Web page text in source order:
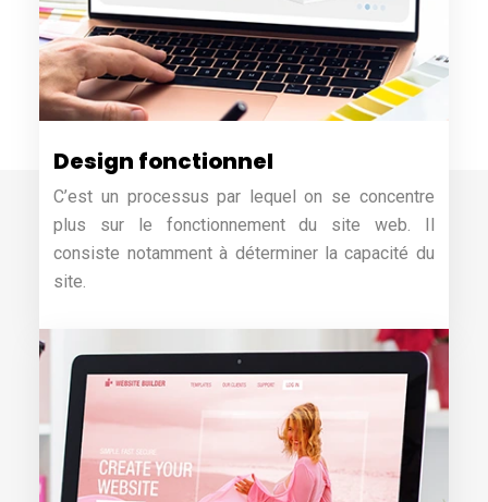
Design fonctionnel
C’est un processus par lequel on se concentre
plus sur le fonctionnement du site web. Il
consiste notamment à déterminer la capacité du
site.